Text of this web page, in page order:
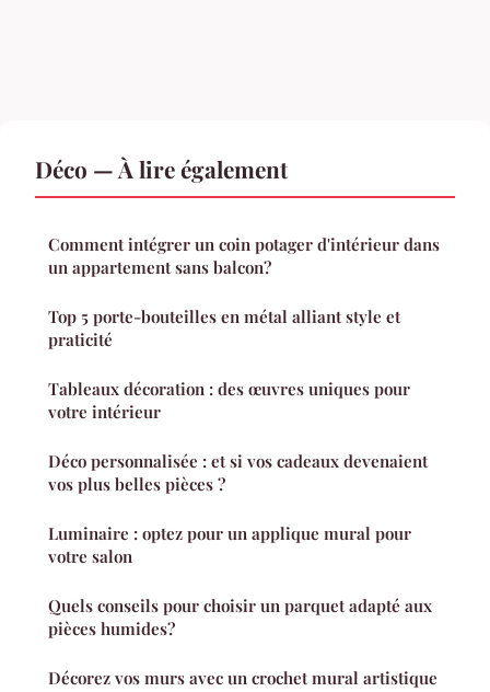
Déco — À lire également
Comment intégrer un coin potager d'intérieur dans
un appartement sans balcon?
Top 5 porte-bouteilles en métal alliant style et
praticité
Tableaux décoration : des œuvres uniques pour
votre intérieur
Déco personnalisée : et si vos cadeaux devenaient
vos plus belles pièces ?
Luminaire : optez pour un applique mural pour
votre salon
Quels conseils pour choisir un parquet adapté aux
pièces humides?
Décorez vos murs avec un crochet mural artistique